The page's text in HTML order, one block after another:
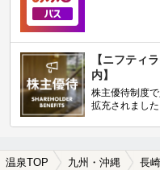
【ニフティ
内】
株主優待制度
拡充されました
温泉TOP 九州・沖縄 長